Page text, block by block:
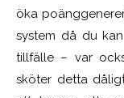
öka
system då du
tillfälle – var
sköter detta